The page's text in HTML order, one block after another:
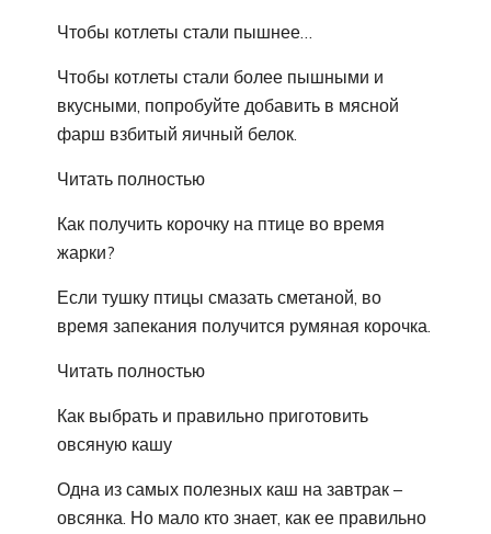
Чтобы котлеты стали пышнее…
Чтобы котлеты стали более пышными и
вкусными, попробуйте добавить в мясной
фарш взбитый яичный белок.
Читать полностью
Как получить корочку на птице во время
жарки?
Если тушку птицы смазать сметаной, во
время запекания получится румяная корочка.
Читать полностью
Как выбрать и правильно приготовить
овсяную кашу
Одна из самых полезных каш на завтрак –
овсянка. Но мало кто знает, как ее правильно